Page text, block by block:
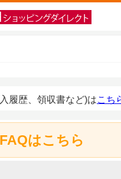
履歴、領収書など)はこち
FAQはこちら